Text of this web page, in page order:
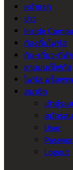
หน้าแรก
ข่าว
Inside
ท้องถิ่นโฟกัส
กิน-เที่ยว-ที่พัก
ยานยนต์โฟกัส
โฟกัส พร็อพเ
สมาชิก
เข้าสู่ระ
สมัครส
User
Logout